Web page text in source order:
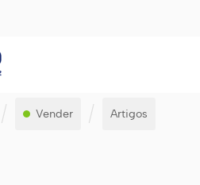
/ Vender / Artigos